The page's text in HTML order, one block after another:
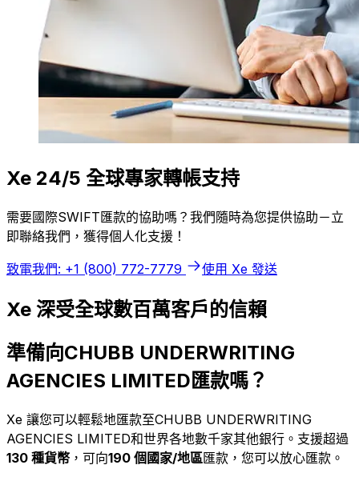
Xe 24/5 全球專家轉帳支持
需要國際SWIFT匯款的協助嗎？我們隨時為您提供協助－立
即聯絡我們，獲得個人化支援！
致電我們: +1 (800) 772-7779 使用 Xe 發送
Xe 深受全球數百萬客戶的信賴
準備向CHUBB UNDERWRITING
AGENCIES LIMITED匯款嗎？
Xe 讓您可以輕鬆地匯款至CHUBB UNDERWRITING
AGENCIES LIMITED和世界各地數千家其他銀行。支援超過
130 種貨幣 ，可向190 個國家/地區匯款，您可以放心匯款。